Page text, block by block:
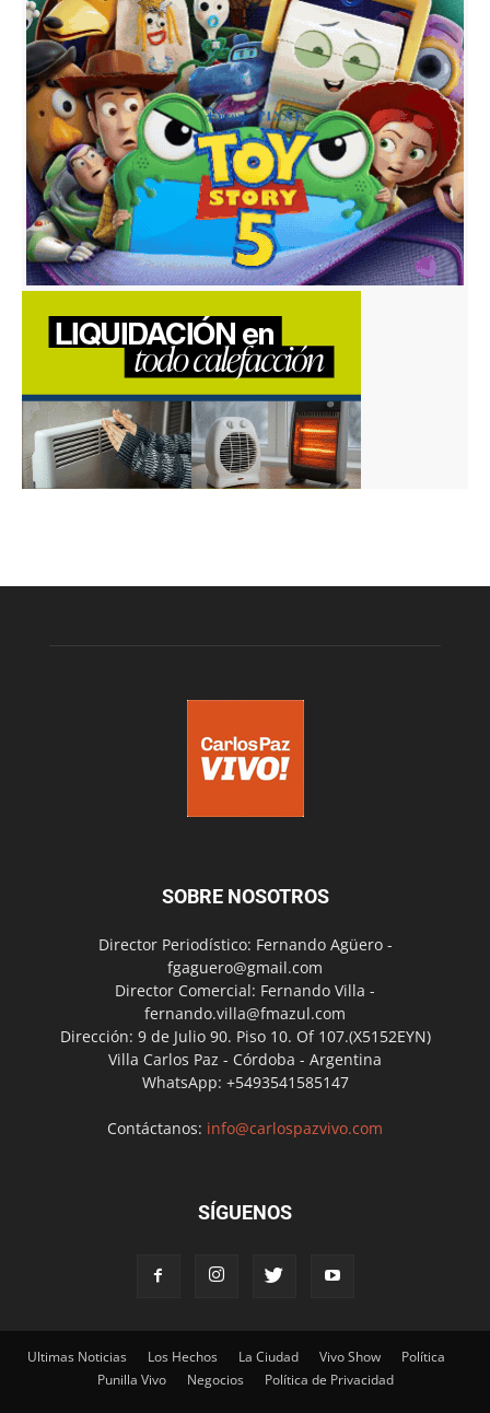
SOBRE NOSOTROS
Director Periodístico: Fernando Agüero -
fgaguero@gmail.com
Director Comercial: Fernando Villa -
fernando.villa@fmazul.com
Dirección: 9 de Julio 90. Piso 10. Of 107.(X5152EYN)
Villa Carlos Paz - Córdoba - Argentina
WhatsApp: +5493541585147
Contáctanos: info@carlospazvivo.com
SÍGUENOS
Ultimas Noticias Los Hechos La Ciudad Vivo Show
Política
Punilla Vivo
Negocios Política de Privacidad